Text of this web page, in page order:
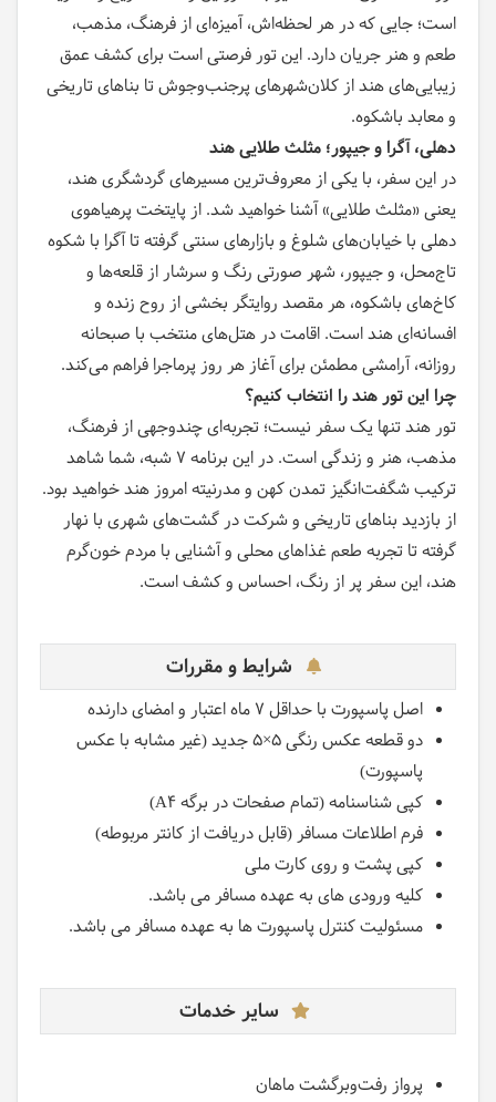
است؛ جایی که در هر لحظه‌اش، آمیزه‌ای از فرهنگ، مذهب،
طعم و هنر جریان دارد. این تور فرصتی است برای کشف عمق
زیبایی‌های هند از کلان‌شهرهای پرجنب‌وجوش تا بناهای تاریخی
و معابد باشکوه.
دهلی، آگرا و جیپور؛ مثلث طلایی هند
در این سفر، با یکی از معروف‌ترین مسیرهای گردشگری هند،
یعنی «مثلث طلایی» آشنا خواهید شد. از پایتخت پرهیاهوی
دهلی با خیابان‌های شلوغ و بازارهای سنتی گرفته تا آگرا با شکوه
تاج‌محل، و جیپور، شهر صورتی رنگ و سرشار از قلعه‌ها و
کاخ‌های باشکوه، هر مقصد روایتگر بخشی از روح زنده و
افسانه‌ای هند است. اقامت در هتل‌های منتخب با صبحانه
روزانه، آرامشی مطمئن برای آغاز هر روز پرماجرا فراهم می‌کند.
چرا این تور هند را انتخاب کنیم؟
تور هند تنها یک سفر نیست؛ تجربه‌ای چندوجهی از فرهنگ،
مذهب، هنر و زندگی است. در این برنامه ۷ شبه، شما شاهد
ترکیب شگفت‌انگیز تمدن کهن و مدرنیته امروز هند خواهید بود.
از بازدید بناهای تاریخی و شرکت در گشت‌های شهری با نهار
گرفته تا تجربه طعم غذاهای محلی و آشنایی با مردم خون‌گرم
هند، این سفر پر از رنگ، احساس و کشف است.
شرایط و مقررات
اصل پاسپورت با حداقل ۷ ماه اعتبار و امضای دارنده
دو قطعه عکس رنگی ۵×۵ جدید (غیر مشابه با عکس
پاسپورت)
کپی شناسنامه (تمام صفحات در برگه A4)
فرم اطلاعات مسافر (قابل دریافت از کانتر مربوطه)
کپی پشت و روی کارت ملی
کلیه ورودی های به عهده مسافر می باشد.
مسئولیت کنترل پاسپورت ها به عهده مسافر می باشد.
سایر خدمات
پرواز رفت‌وبرگشت ماهان